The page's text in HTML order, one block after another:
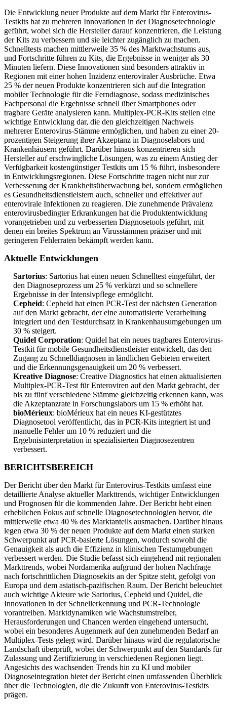
Die Entwicklung neuer Produkte auf dem Markt für Enterovirus-
Testkits hat zu mehreren Innovationen in der Diagnosetechnologie
geführt, wobei sich die Hersteller darauf konzentrieren, die Leistung
der Kits zu verbessern und sie leichter zugänglich zu machen.
Schnelltests machen mittlerweile 35 % des Marktwachstums aus,
und Fortschritte führen zu Kits, die Ergebnisse in weniger als 30
Minuten liefern. Diese Innovationen sind besonders attraktiv in
Regionen mit einer hohen Inzidenz enteroviraler Ausbrüche. Etwa
25 % der neuen Produkte konzentrieren sich auf die Integration
mobiler Technologie für die Ferndiagnose, sodass medizinisches
Fachpersonal die Ergebnisse schnell über Smartphones oder
tragbare Geräte analysieren kann. Multiplex-PCR-Kits stellen eine
wichtige Entwicklung dar, die den gleichzeitigen Nachweis
mehrerer Enterovirus-Stämme ermöglichen, und haben zu einer 20-
prozentigen Steigerung ihrer Akzeptanz in Diagnoselabors und
Krankenhäusern geführt. Darüber hinaus konzentrieren sich
Hersteller auf erschwingliche Lösungen, was zu einem Anstieg der
Verfügbarkeit kostengünstiger Testkits um 15 % führt, insbesondere
in Entwicklungsregionen. Diese Fortschritte tragen nicht nur zur
Verbesserung der Krankheitsüberwachung bei, sondern ermöglichen
es Gesundheitsdienstleistern auch, schneller und effektiver auf
enterovirale Infektionen zu reagieren. Die zunehmende Prävalenz
enterovirusbedingter Erkrankungen hat die Produktentwicklung
vorangetrieben und zu verbesserten Diagnosetools geführt, mit
denen ein breites Spektrum an Virusstämmen präziser und mit
geringeren Fehlerraten bekämpft werden kann.
Aktuelle Entwicklungen
Sartorius: Sartorius hat einen neuen Schnelltest eingeführt, der
den Diagnoseprozess um 25 % verkürzt und so schnellere
Ergebnisse in der Intensivpflege ermöglicht.
Cepheid: Cepheid hat einen PCR-Test der nächsten Generation
auf den Markt gebracht, der eine automatisierte Verarbeitung
integriert und den Testdurchsatz in Krankenhausumgebungen um
30 % steigert.
Quidel Corporation: Quidel hat ein neues tragbares Enterovirus-
Testkit für mobile Gesundheitsdienstleister entwickelt, das den
Zugang zu Schnelldiagnosen in ländlichen Gebieten erweitert
und die Erkennungsgenauigkeit um 20 % verbessert.
Kreative Diagnose: Creative Diagnostics hat einen aktualisierten
Multiplex-PCR-Test für Enteroviren auf den Markt gebracht, der
bis zu fünf verschiedene Stämme gleichzeitig erkennen kann, was
die Akzeptanzrate in Forschungslabors um 15 % erhöht hat.
bioMérieux: bioMérieux hat ein neues KI-gestütztes
Diagnosetool veröffentlicht, das in PCR-Kits integriert ist und
manuelle Fehler um 10 % reduziert und die
Ergebnisinterpretation in spezialisierten Diagnosezentren
verbessert.
BERICHTSBEREICH
Der Bericht über den Markt für Enterovirus-Testkits umfasst eine
detaillierte Analyse aktueller Markttrends, wichtiger Entwicklungen
und Prognosen für die kommenden Jahre. Der Bericht hebt einen
erheblichen Fokus auf schnelle Diagnosetechnologien hervor, die
mittlerweile etwa 40 % des Marktanteils ausmachen. Darüber hinaus
legen etwa 30 % der neuen Produkte auf dem Markt einen starken
Schwerpunkt auf PCR-basierte Lösungen, wodurch sowohl die
Genauigkeit als auch die Effizienz in klinischen Testumgebungen
verbessert werden. Die Studie befasst sich eingehend mit regionalen
Markttrends, wobei Nordamerika aufgrund der hohen Nachfrage
nach fortschrittlichen Diagnosekits an der Spitze steht, gefolgt von
Europa und dem asiatisch-pazifischen Raum. Der Bericht beleuchtet
auch wichtige Akteure wie Sartorius, Cepheid und Quidel, die
Innovationen in der Schnellerkennung und PCR-Technologie
vorantreiben. Marktdynamiken wie Wachstumstreiber,
Herausforderungen und Chancen werden eingehend untersucht,
wobei ein besonderes Augenmerk auf den zunehmenden Bedarf an
Multiplex-Tests gelegt wird. Darüber hinaus wird die regulatorische
Landschaft überprüft, wobei der Schwerpunkt auf den Standards für
Zulassung und Zertifizierung in verschiedenen Regionen liegt.
Angesichts des wachsenden Trends hin zu KI und mobiler
Diagnoseintegration bietet der Bericht einen umfassenden Überblick
über die Technologien, die die Zukunft von Enterovirus-Testkits
prägen.